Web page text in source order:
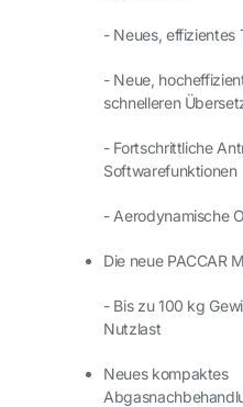
- Neues,
- Neue,
schnelleren
- Fortschrittliche
Softwarefunktionen
- Aerodynamische
Die neue PACCAR
- Bis zu 100 kg
Nutzlast
Neues kompaktes